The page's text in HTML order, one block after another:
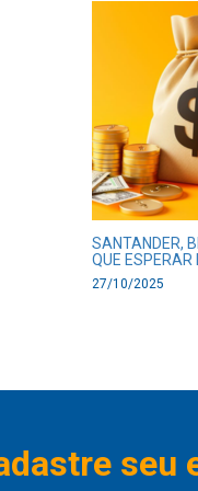
SANTANDER,
QUE ESPERAR
27/10/2025
seu